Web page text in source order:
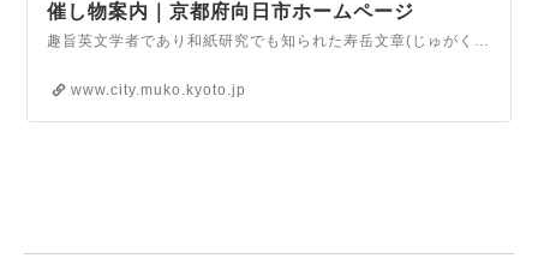
催し物案内｜京都府向日市ホームページ
趣旨英文学者であり和紙研究でも知られた寿岳文章(じゅがくぶんしょう：1900－1992)は、向日市の西向日住宅地に1933(昭和8)年、居宅“向日庵（こうじつあん）”を建て、そこを拠点に理想の書物の制作に取り組み、また日本全国の伝統的な手漉紙（てすきがみ）の産地を、妻静子とともにめぐり調査しました。寿岳が集めた紙は、80年前の日本で漉…
www.city.muko.kyoto.jp